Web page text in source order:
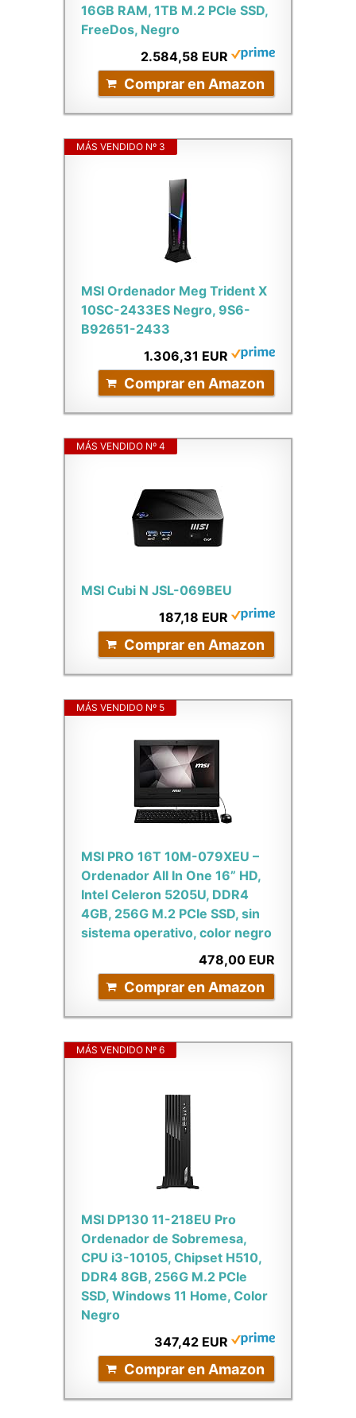
16GB RAM, 1TB M.2 PCIe SSD,
FreeDos, Negro
2.584,58 EUR
Comprar en Amazon
MÁS VENDIDO Nº 3
MSI Ordenador Meg Trident X
10SC-2433ES Negro, 9S6-
B92651-2433
1.306,31 EUR
Comprar en Amazon
MÁS VENDIDO Nº 4
MSI Cubi N JSL-069BEU
187,18 EUR
Comprar en Amazon
MÁS VENDIDO Nº 5
MSI PRO 16T 10M-079XEU –
Ordenador All In One 16” HD,
Intel Celeron 5205U, DDR4
4GB, 256G M.2 PCIe SSD, sin
sistema operativo, color negro
478,00 EUR
Comprar en Amazon
MÁS VENDIDO Nº 6
MSI DP130 11-218EU Pro
Ordenador de Sobremesa,
CPU i3-10105, Chipset H510,
DDR4 8GB, 256G M.2 PCIe
SSD, Windows 11 Home, Color
Negro
347,42 EUR
Comprar en Amazon